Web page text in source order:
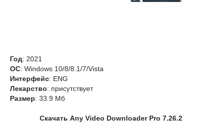
Год: 2021
OС: Windows 10/8/8.1/7/Vista
Интерфейс: ENG
Лекарство: присутствует
Размер: 33.9 Мб
Скачать Any Video Downloader Pro 7.26.2